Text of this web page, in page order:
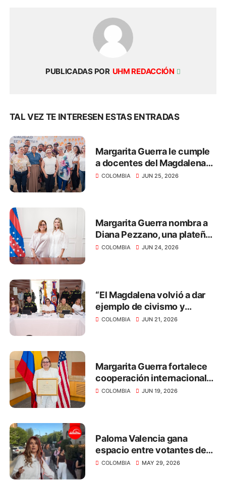
PUBLICADAS POR UHM REDACCIÓN
TAL VEZ TE INTERESEN ESTAS ENTRADAS
Margarita Guerra le cumple
a docentes del Magdalena
con el pago de salarios y
COLOMBIA JUN 25, 2026
Margarita Guerra nombra a
Diana Pezzano, una plateña,
como nueva secretaria de
COLOMBIA JUN 24, 2026
“El Magdalena volvió a dar
ejemplo de civismo y
respeto por la democracia
COLOMBIA JUN 21, 2026
Margarita Guerra fortalece
cooperación internacional
para impulsar el desarrollo
COLOMBIA JUN 19, 2026
Paloma Valencia gana
espacio entre votantes de
centro rumbo al 31 de mayo
COLOMBIA MAY 29, 2026